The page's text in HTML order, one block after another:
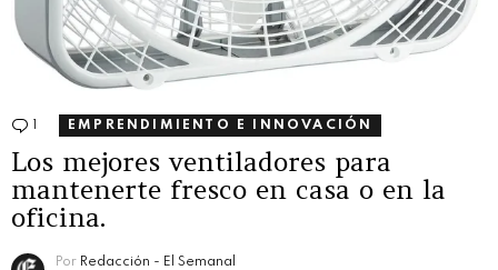
Comentario
EMPRENDIMIENTO E INNOVACIÓN
Los mejores ventiladores para
mantenerte fresco en casa o en la
oficina.
Por Redacción - El Semanal